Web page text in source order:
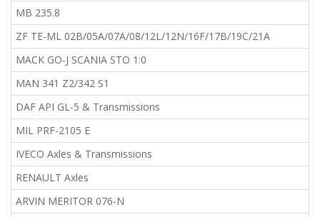
MB 235.8
ZF TE-ML 02B/05A/07A/08/12L/12N/16F/17B/19C/21A
MACK GO-J SCANIA STO 1:0
MAN 341 Z2/342 S1
DAF API GL-5 & Transmissions
MIL PRF-2105 E
IVECO Axles & Transmissions
RENAULT Axles
ARVIN MERITOR 076-N